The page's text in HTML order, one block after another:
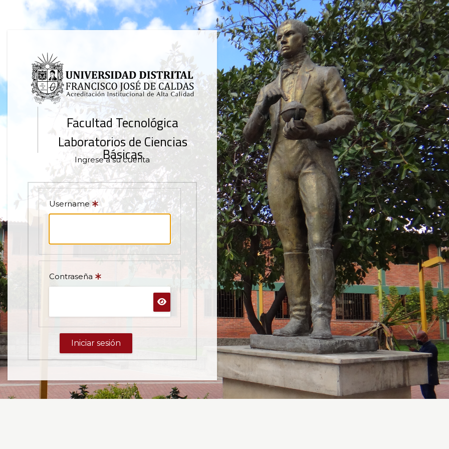
Facultad Tecnológica
Laboratorios de Ciencias
Básicas
Ingrese a su cuenta
Username
Contraseña